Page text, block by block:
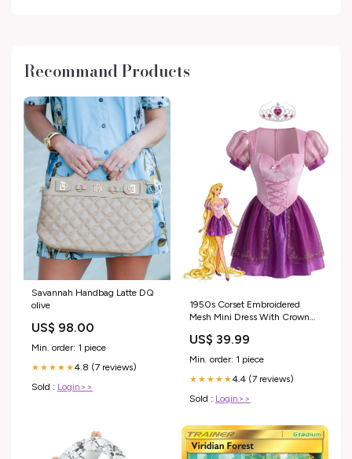
Recommand Products
Savannah Handbag Latte DQ
olive
US$ 98.00
Min. order: 1 piece
★★★★★4.8 (7 reviews)
Sold : Login>>
1950s Corset Embroidered
Mesh Mini Dress With Crown
US$ 39.99
Min. order: 1 piece
★★★★★4.4 (7 reviews)
Sold : Login>>